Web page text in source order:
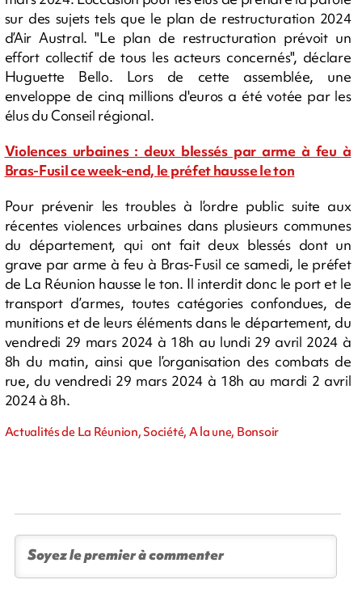
sur des sujets tels que le plan de restructuration 2024
d’Air Austral. "Le plan de restructuration prévoit un
effort collectif de tous les acteurs concernés", déclare
Huguette Bello. Lors de cette assemblée, une
enveloppe de cinq millions d'euros a été votée par les
élus du Conseil régional.
Violences urbaines : deux blessés par arme à feu à
Bras-Fusil ce week-end, le préfet hausse le ton
Pour prévenir les troubles à l’ordre public suite aux
récentes violences urbaines dans plusieurs communes
du département, qui ont fait deux blessés dont un
grave par arme à feu à Bras-Fusil ce samedi, le préfet
de La Réunion hausse le ton. Il interdit donc le port et le
transport d’armes, toutes catégories confondues, de
munitions et de leurs éléments dans le département, du
vendredi 29 mars 2024 à 18h au lundi 29 avril 2024 à
8h du matin, ainsi que l’organisation des combats de
rue, du vendredi 29 mars 2024 à 18h au mardi 2 avril
2024 à 8h.
Actualités de La Réunion, Société, A la une, Bonsoir